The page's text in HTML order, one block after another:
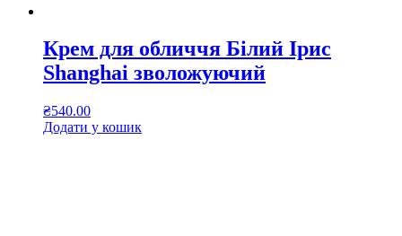
Крем для обличчя Білий Ірис
Shanghai зволожуючий
₴540.00
Додати у кошик